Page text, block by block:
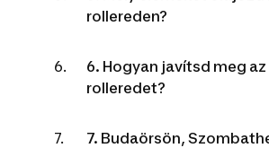
rollereden?
6. Hogyan javítsd meg
rolleredet?
7. Budaörsön,